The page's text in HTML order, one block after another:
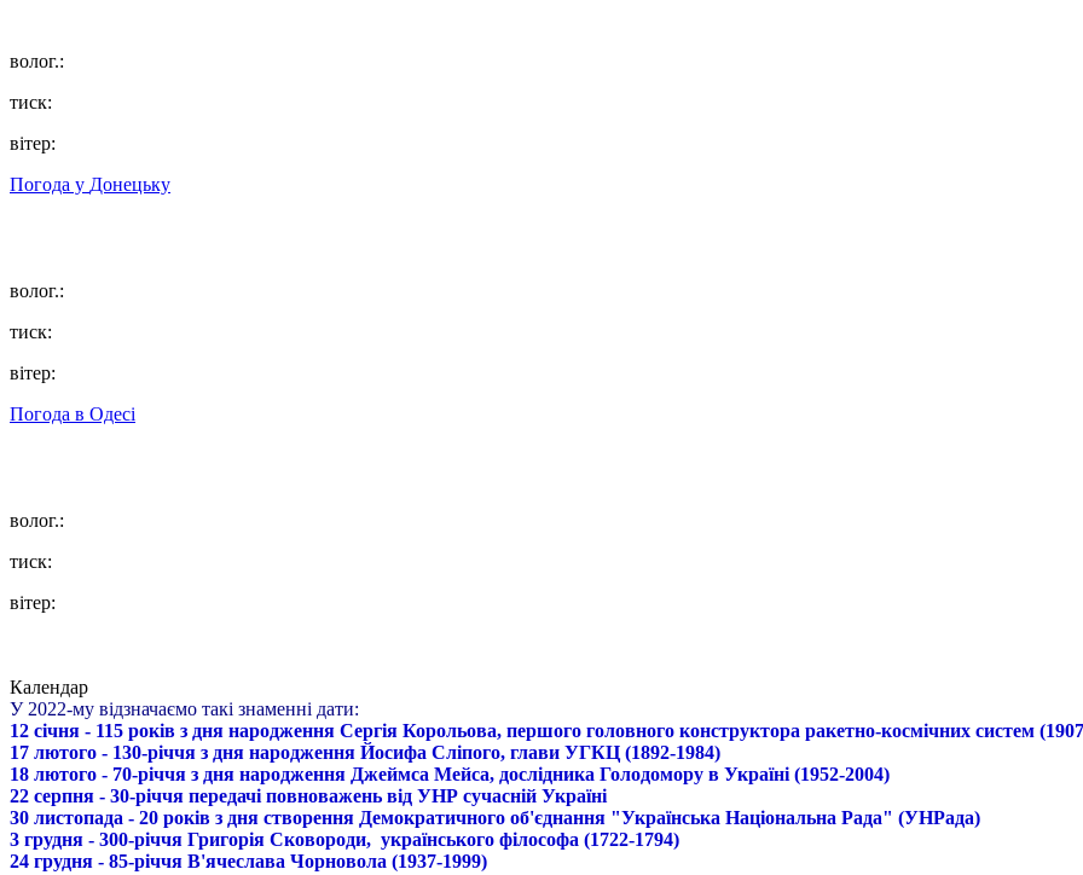
волог.:
тиск:
вітер:
Погода у Донецьку
волог.:
тиск:
вітер:
Погода в Одесі
волог.:
тиск:
вітер:
Календар
У 2022-му відзначаємо такі знаменні дати:
12 січня - 115 років з дня народження Сергія Корольова, першого головного конструктора ракетно-космічних систем
17 лютого - 130-річчя з дня народження Йосифа Сліпого, глави УГКЦ (1892-1984)
18 лютого - 70-річчя з дня народження Джеймса Мейса, дослідника Голодомору в Україні (1952-2004)
22 серпня - 30-річчя передачі повноважень від УНР сучасній Україні
30 листопада - 20 років з дня створення Демократичного об'єднання "Українська Національна Рада" (УНРада)
3 грудня - 300-річчя Григорія Сковороди, українського філософа (1722-1794)
24 грудня - 85-річчя В'ячеслава Чорновола (1937-1999)